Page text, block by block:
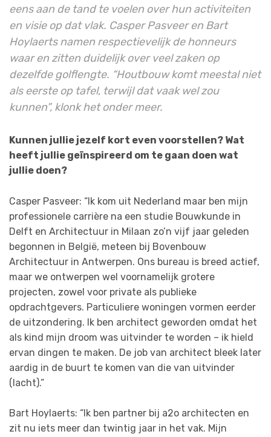
eens aan de tand te voelen over hun activiteiten
en visie op dat vlak. Casper Pasveer en Bart
Hoylaerts namen respectievelijk de honneurs
waar en zitten duidelijk over veel zaken op
dezelfde golflengte. “Houtbouw komt meestal niet
als eerste op tafel, terwijl dat vaak wel zou
kunnen”, klonk het onder meer.
Kunnen jullie jezelf kort even voorstellen? Wat
heeft jullie geïnspireerd om te gaan doen wat
jullie doen?
Casper Pasveer: “Ik kom uit Nederland maar ben mijn
professionele carrière na een studie Bouwkunde in
Delft en Architectuur in Milaan zo’n vijf jaar geleden
begonnen in België, meteen bij Bovenbouw
Architectuur in Antwerpen. Ons bureau is breed actief,
maar we ontwerpen wel voornamelijk grotere
projecten, zowel voor private als publieke
opdrachtgevers. Particuliere woningen vormen eerder
de uitzondering. Ik ben architect geworden omdat het
als kind mijn droom was uitvinder te worden – ik hield
ervan dingen te maken. De job van architect bleek later
aardig in de buurt te komen van die van uitvinder
(lacht).”
Bart Hoylaerts: “Ik ben partner bij a2o architecten en
zit nu iets meer dan twintig jaar in het vak. Mijn